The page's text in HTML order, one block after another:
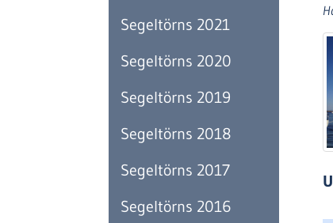
Segeltörns 2021
Segeltörns 2020
Segeltörns 2019
Segeltörns 2018
Segeltörns 2017
Segeltörns 2016